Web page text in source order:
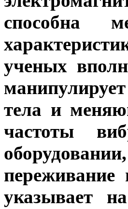
способна
ученых
тела и
частоты
указывает